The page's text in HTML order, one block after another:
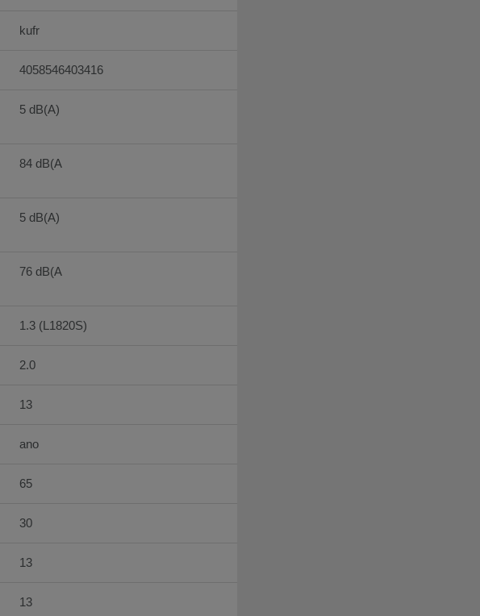
kufr
4058546403416
5 dB(A)
84 dB(A
5 dB(A)
76 dB(A
1.3 (L1820S)
2.0
13
ano
65
30
13
13